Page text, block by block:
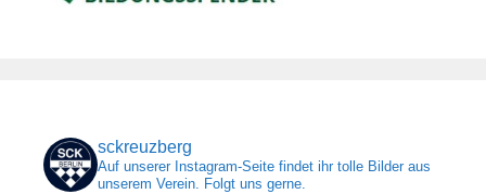
sckreuzberg
Auf unserer Instagram-Seite findet ihr tolle Bilder aus
unserem Verein. Folgt uns gerne.